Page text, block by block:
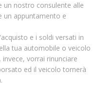
un nostro consulente alle
un appuntamento e
e i soldi versati in
tua automobile o veicolo
vorrai rinunciare
ed il veicolo tornerà